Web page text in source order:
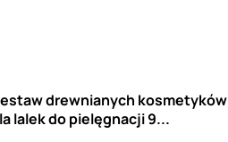
drewnianych kosmetyków
lalek do pielęgnacji 9...